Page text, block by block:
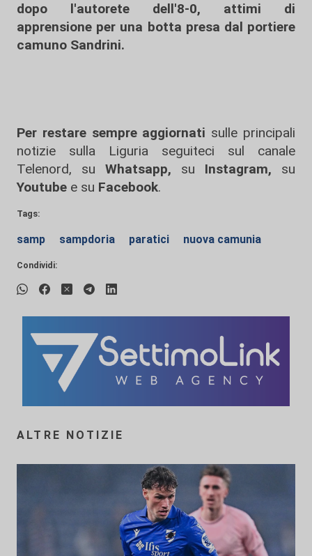
dopo l'autorete dell'8-0, attimi di
apprensione per una botta presa dal portiere
camuno Sandrini.
Per restare sempre aggiornati sulle principali
notizie sulla Liguria seguiteci sul canale
Telenord, su
Whatsapp, su Instagram, su
Youtube e su Facebook.
Tags:
samp sampdoria paratici nuova camunia
Condividi:
ALTRE NOTIZIE